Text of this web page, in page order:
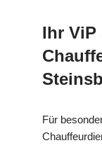
Ihr ViP
Für